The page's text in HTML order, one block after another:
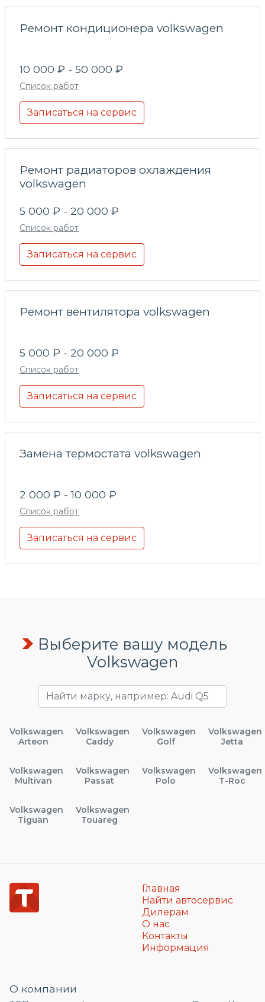
Ремонт кондиционера volkswagen
10 000 ₽ - 50 000 ₽
Список работ
Записаться на сервис
Ремонт радиаторов охлаждения
volkswagen
5 000 ₽ - 20 000 ₽
Список работ
Записаться на сервис
Ремонт вентилятора volkswagen
5 000 ₽ - 20 000 ₽
Список работ
Записаться на сервис
Замена термостата volkswagen
2 000 ₽ - 10 000 ₽
Список работ
Записаться на сервис
Выберите вашу модель
Volkswagen
Volkswagen
Arteon
Volkswagen
Caddy
Volkswagen
Golf
Volkswagen
Jetta
Volkswagen
Multivan
Volkswagen
Passat
Volkswagen
Polo
Volkswagen
T-Roc
Volkswagen
Tiguan
Volkswagen
Touareg
Главная
Найти автосервис
Дилерам
О нас
Контакты
Информация
О компании